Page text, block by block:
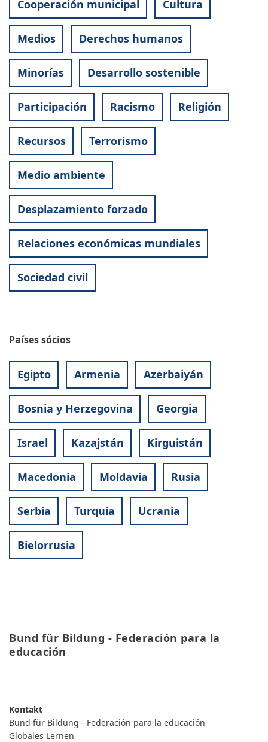
Cooperación municipal Cultura
Medios Derechos humanos
Minorías Desarrollo sostenible
Participación Racismo Religión
Recursos Terrorismo
Medio ambiente
Desplazamiento forzado
Relaciones económicas mundiales
Sociedad civil
Países sócios
Egipto Armenia Azerbaiyán
Bosnia y Herzegovina Georgia
Israel Kazajstán Kirguistán
Macedonia Moldavia Rusia
Serbia Turquía Ucrania
Bielorrusia
Bund für Bildung - Federación para la
educación
FEDERACIÓN
Bund für Bildung - Federación para la educación
Globales Lernen